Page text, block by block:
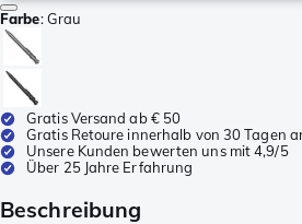
Farbe:Grau
Gratis Versand ab € 50
Gratis Retoure innerhalb von 30 Tagen
Unsere Kunden bewerten uns mit 4,9/5
Über 25 Jahre Erfahrung
Beschreibung